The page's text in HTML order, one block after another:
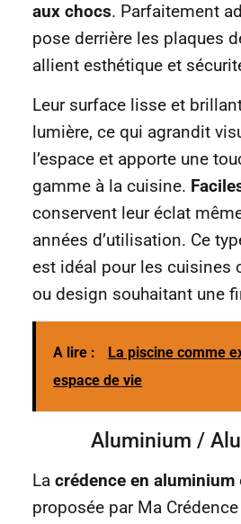
aux chocs. Parfaitement
pose derrière les plaques
allient esthétique et
Leur surface lisse et
lumière, ce qui agrandit
l’espace et apporte une
gamme à la cuisine.
conservent leur éclat
années d’utilisation. Ce
est idéal pour les cuisines
ou design souhaitant une
A lire :
La piscine comme
espace de vie
Aluminium /
La crédence en aluminium
proposée par Ma